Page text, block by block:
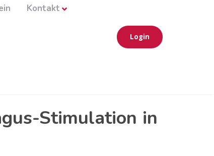
Kontakt
Login
Stimulation in